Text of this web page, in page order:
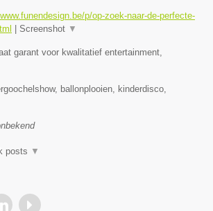
p/op-zoek-naar-de-perfecte-
| Screenshot ▼
garant voor kwalitatief entertainment,
ballonplooien, kinderdisco,
posts ▼